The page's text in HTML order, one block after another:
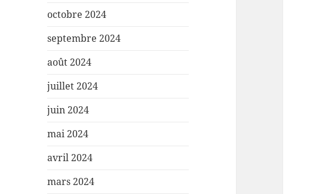
octobre 2024
septembre 2024
août 2024
juillet 2024
juin 2024
mai 2024
avril 2024
mars 2024